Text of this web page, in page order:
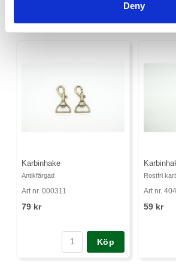
Deny
Karbinhake
Antikfärgad
Art nr. 000311
79 kr
Köp
Rostfri
Art nr.
59 kr